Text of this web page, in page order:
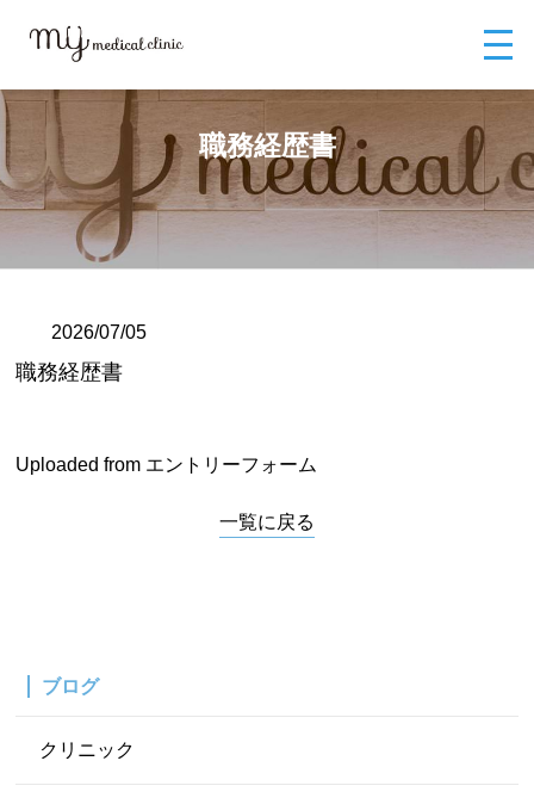
職務経歴書
2026/07/05
職務経歴書
Uploaded from エントリーフォーム
一覧に戻る
ブログ
クリニック